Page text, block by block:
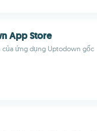
App Store
của ứng dụng Uptodown gốc